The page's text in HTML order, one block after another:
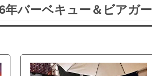
年バーベキュー＆ビアガ